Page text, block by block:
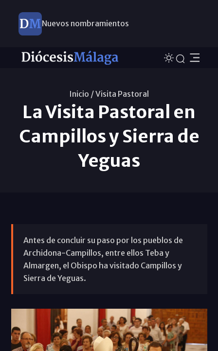
Nuevos nombramientos
Inicio /Visita Pastoral
La Visita Pastoral en
Campillos y Sierra de
Yeguas
Antes de concluir su paso por los pueblos de
Archidona-Campillos, entre ellos Teba y
Almargen, el Obispo ha visitado Campillos y
Sierra de Yeguas.